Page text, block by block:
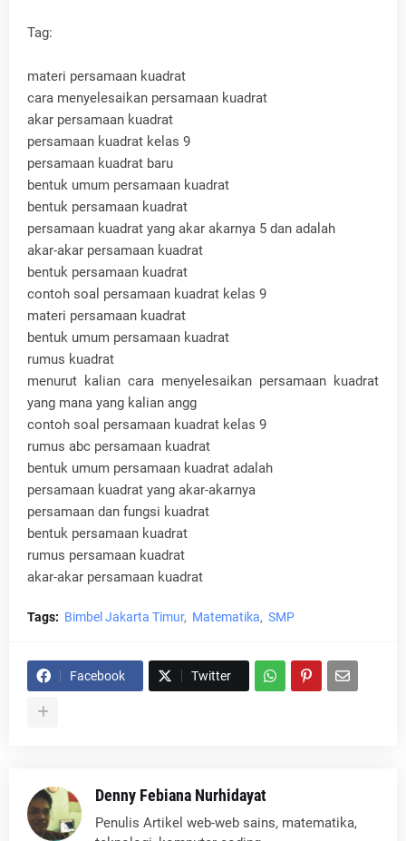
Tag:
materi persamaan kuadrat
cara menyelesaikan persamaan kuadrat
akar persamaan kuadrat
persamaan kuadrat kelas 9
persamaan kuadrat baru
bentuk umum persamaan kuadrat
bentuk persamaan kuadrat
persamaan kuadrat yang akar akarnya 5 dan adalah
akar-akar persamaan kuadrat
bentuk persamaan kuadrat
contoh soal persamaan kuadrat kelas 9
materi persamaan kuadrat
bentuk umum persamaan kuadrat
rumus kuadrat
menurut kalian cara menyelesaikan persamaan kuadrat
yang mana yang kalian angg
contoh soal persamaan kuadrat kelas 9
rumus abc persamaan kuadrat
bentuk umum persamaan kuadrat adalah
persamaan kuadrat yang akar-akarnya
persamaan dan fungsi kuadrat
bentuk persamaan kuadrat
rumus persamaan kuadrat
akar-akar persamaan kuadrat
Tags: Bimbel Jakarta Timur Matematika SMP
Facebook Twitter
Denny Febiana Nurhidayat
Penulis Artikel web-web sains, matematika,